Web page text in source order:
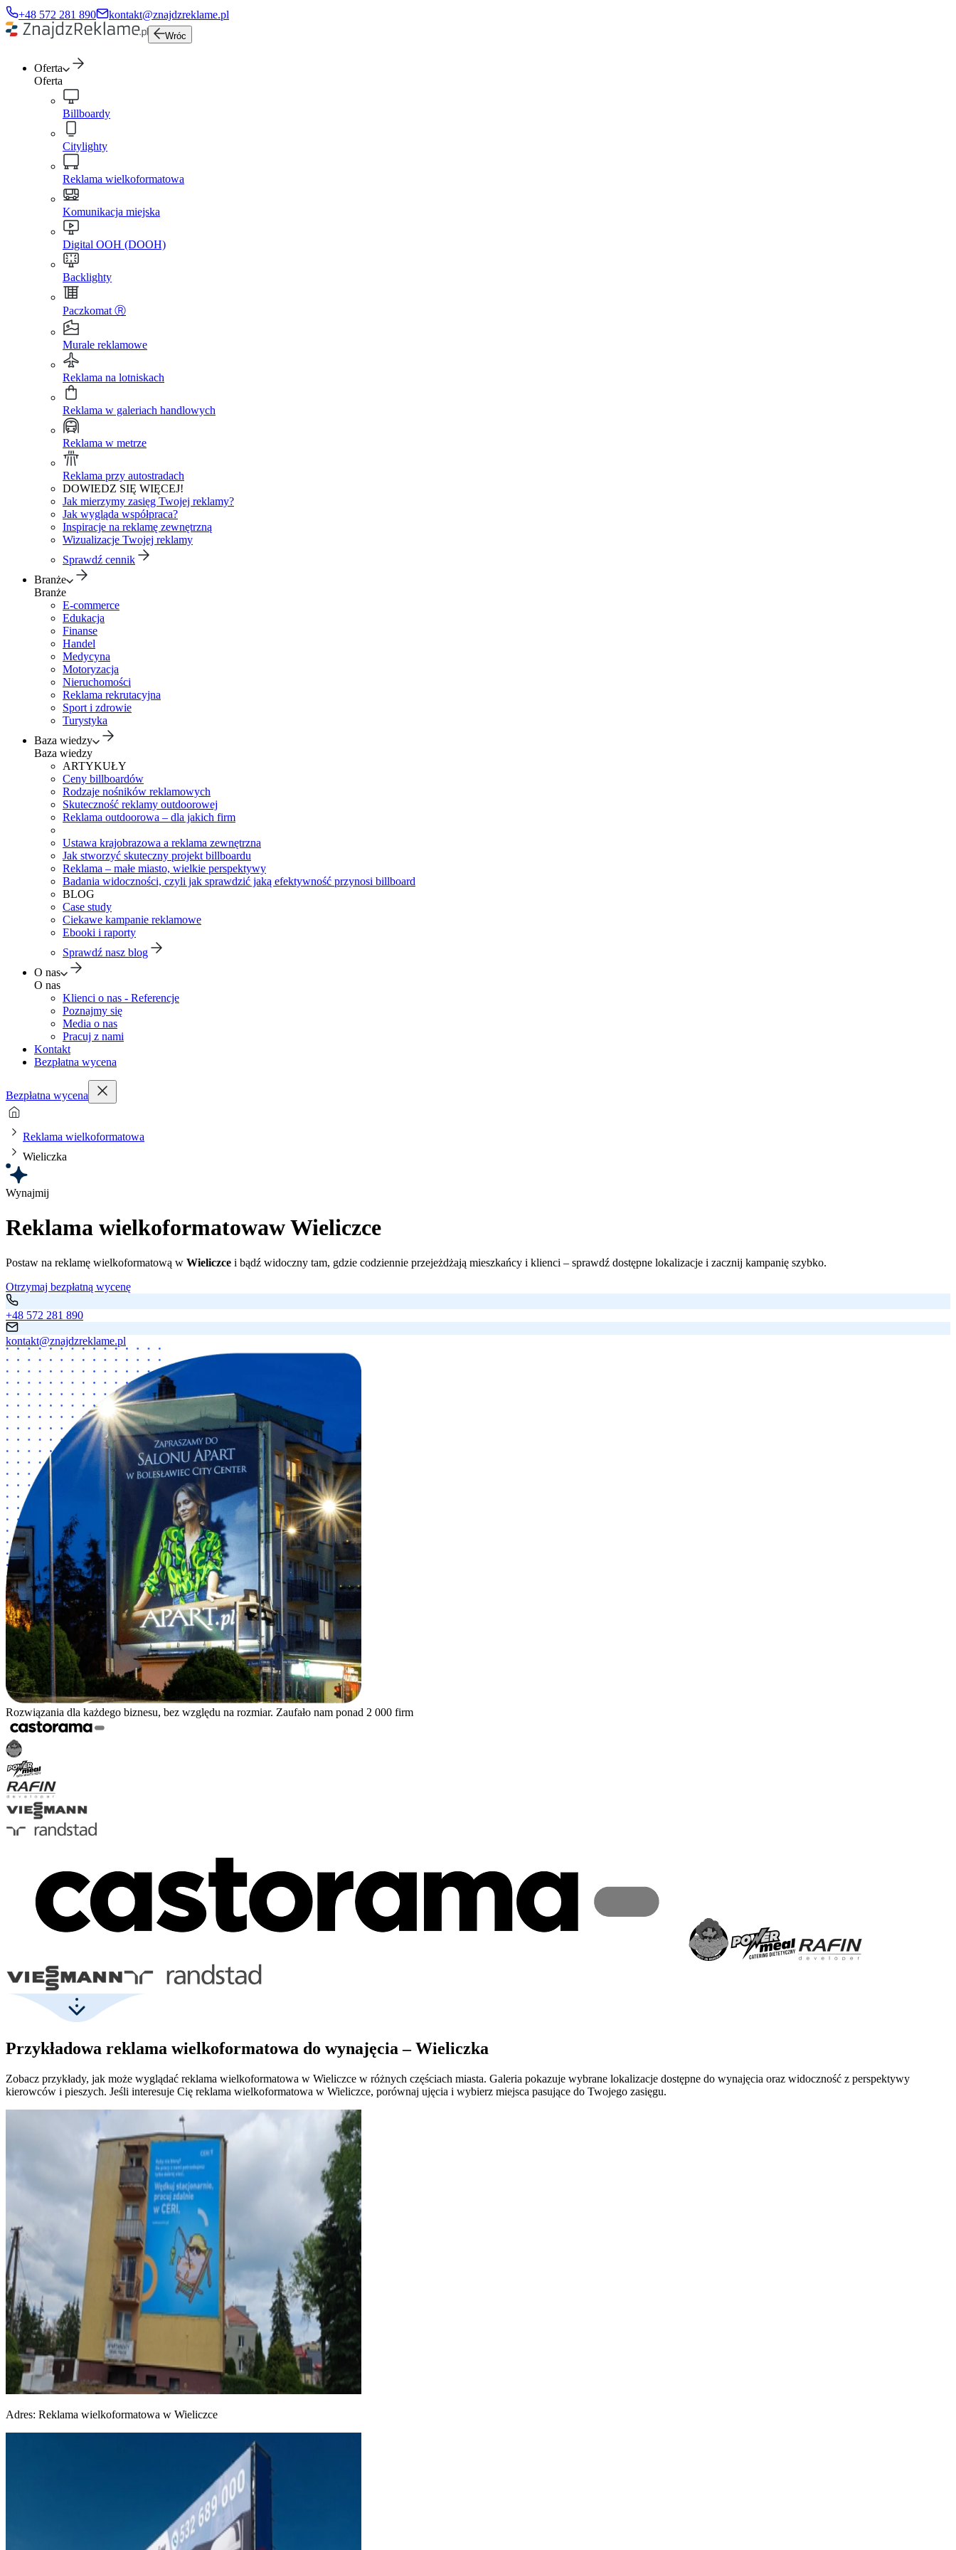
+48 572 281 890 kontakt@znajdzreklame.pl
Wróc
Oferta
Oferta
Billboardy
Citylighty
Reklama wielkoformatowa
Komunikacja miejska
Digital OOH (DOOH)
Backlighty
Paczkomat Ⓡ
Murale reklamowe
Reklama na lotniskach
Reklama w galeriach handlowych
Reklama w metrze
Reklama przy autostradach
DOWIEDZ SIĘ WIĘCEJ!
Jak mierzymy zasięg Twojej reklamy?
Jak wygląda współpraca?
Inspiracje na reklamę zewnętrzną
Wizualizacje Twojej reklamy
Sprawdź cennik
Branże
Branże
E-commerce
Edukacja
Finanse
Handel
Medycyna
Motoryzacja
Nieruchomości
Reklama rekrutacyjna
Sport i zdrowie
Turystyka
Baza wiedzy
Baza wiedzy
ARTYKUŁY
Ceny billboardów
Rodzaje nośników reklamowych
Skuteczność reklamy outdoorowej
Reklama outdoorowa – dla jakich firm
Ustawa krajobrazowa a reklama zewnętrzna
Jak stworzyć skuteczny projekt billboardu
Reklama – małe miasto, wielkie perspektywy
Badania widoczności, czyli jak sprawdzić jaką efektywność przynosi billboard
BLOG
Case study
Ciekawe kampanie reklamowe
Ebooki i raporty
Sprawdź nasz blog
O nas
O nas
Klienci o nas - Referencje
Poznajmy się
Media o nas
Pracuj z nami
Kontakt
Bezpłatna wycena
Bezpłatna wycena
Reklama wielkoformatowa
Wieliczka
Wynajmij
Reklama wielkoformatowaw Wieliczce
Postaw na reklamę wielkoformatową w Wieliczce i bądź widoczny tam, gdzie codziennie przejeżdżają mieszkańcy i klienci – sprawdź dostępne lokalizacje i zacznij kampanię szybko.
Otrzymaj bezpłatną wycenę
+48 572 281 890
kontakt@znajdzreklame.pl
Rozwiązania dla każdego biznesu, bez względu na rozmiar. Zaufało nam ponad 2 000 firm
Przykładowa reklama wielkoformatowa do wynajęcia – Wieliczka
Zobacz przykłady, jak może wyglądać reklama wielkoformatowa w Wieliczce w różnych częściach miasta. Galeria pokazuje wybrane lokalizacje dostępne do wynajęcia oraz widoczność z perspektywy
kierowców i pieszych. Jeśli interesuje Cię reklama wielkoformatowa w Wieliczce, porównaj ujęcia i wybierz miejsca pasujące do Twojego zasięgu.
Adres: Reklama wielkoformatowa w Wieliczce